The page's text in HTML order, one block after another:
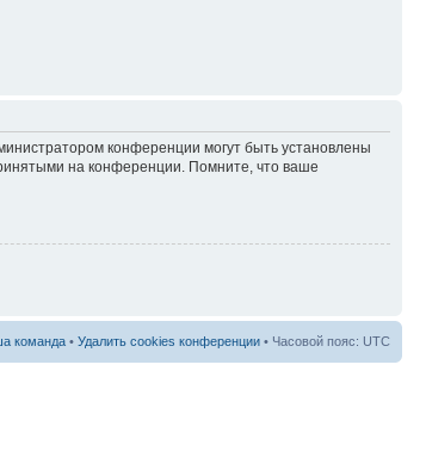
конференции могут быть установлены
на конференции. Помните, что ваше
команда • Удалить cookies конференции • Часовой пояс: UTC